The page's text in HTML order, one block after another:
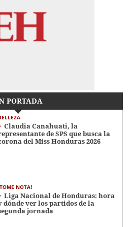
PORTADA
Claudia Canahuati, la
de SPS que busca la
del Miss Honduras 2026
NOTA!
Liga Nacional de Honduras: hora
dónde ver los partidos de la
jornada